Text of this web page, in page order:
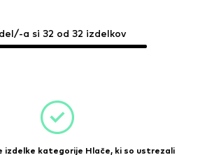
a si 32 od 32 izdelkov
izdelke kategorije Hlače, ki so ustrezali